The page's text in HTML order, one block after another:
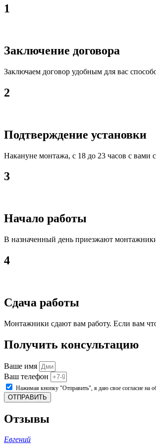
1
Заключение договора
Заключаем договор удобным для вас
2
Подтверждение установки
Накануне монтажа, с 18 до 23 часов с вами
3
Начало работы
В назначенный день приезжают
4
Сдача работы
Монтажники сдают вам работу. Если вам
Получить консультацию
Ваше имя
Ваш телефон
Нажимая кнопку "Отправить", я даю свое согласие на
ОТПРАВИТЬ
Отзывы
Евгений